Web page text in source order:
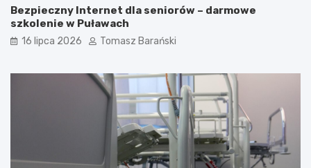
Bezpieczny Internet dla seniorów – darmowe
szkolenie w Puławach
16 lipca 2026 Tomasz Barański